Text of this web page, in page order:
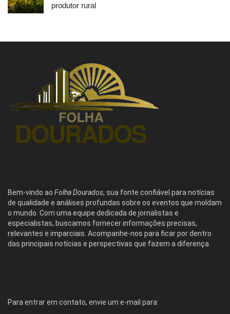
produtor rural
Bem-vindo ao Folha Dourados, sua fonte confiável para notícias
de qualidade e análises profundas sobre os eventos que moldam
o mundo. Com uma equipe dedicada de jornalistas e
especialistas, buscamos fornecer informações precisas,
relevantes e imparciais. Acompanhe-nos para ficar por dentro
das principais notícias e perspectivas que fazem a diferença.
Para entrar em contato, envie um e-mail para: